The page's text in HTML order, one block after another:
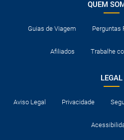
QUEM
Guias de Viagem Perguntas
Afiliados Trabalhe
LEGAL
Aviso Legal Privacidade